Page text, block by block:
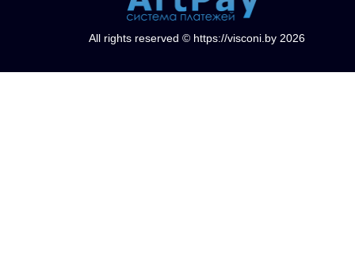
All rights reserved © https://visconi.by 2026